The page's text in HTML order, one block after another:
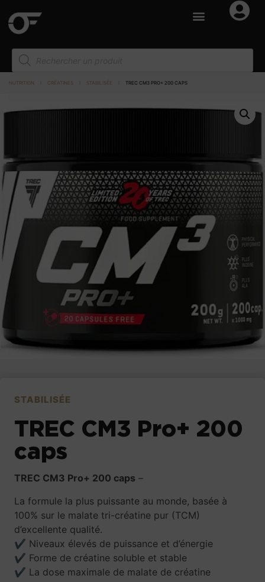
NUTRITION CRÉATINES STABILISÉE TREC CM3 PRO+ 200 CAPS
STABILISÉE
TREC CM3 Pro+ 200
caps
TREC CM3 Pro+ 200 caps –
La formule la plus puissante au monde, basée à
100% sur le malate tri-créatine pur (TCM)
d’excellente qualité.
✔ Niveaux élevés de puissance et d’énergie
✔ Forme de créatine soluble et stable
✔ La dose maximale de malate de créatine